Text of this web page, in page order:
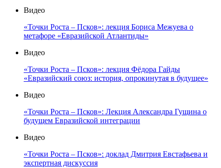
Видео
«Точки Роста – Псков»: лекция Бориса Межуева о
метафоре «Евразийской Атлантиды»
Видео
«Точки Роста – Псков»: лекция Фёдора Гайды
«Евразийский союз: история, опрокинутая в будущее»
Видео
«Точки Роста – Псков»: Лекция Александра Гущина о
будущем Евразийской интеграции
Видео
«Точки Роста – Псков»: доклад Дмитрия Евстафьева и
экспертная дискуссия